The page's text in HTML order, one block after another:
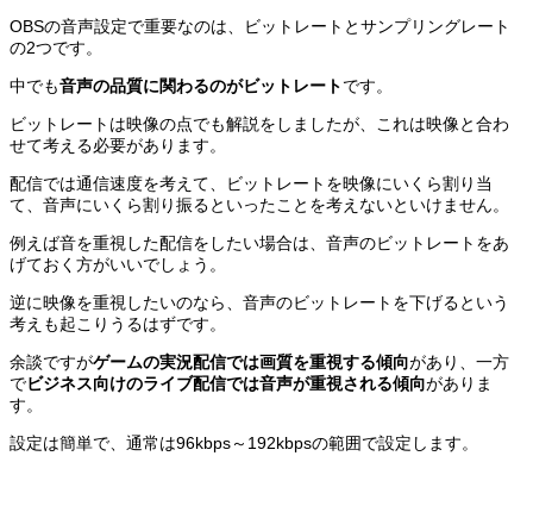
OBSの音声設定で重要なのは、ビットレートとサンプリングレート
の2つです。
中でも音声の品質に関わるのがビットレートです。
ビットレートは映像の点でも解説をしましたが、これは映像と合わ
せて考える必要があります。
配信では通信速度を考えて、ビットレートを映像にいくら割り当
て、音声にいくら割り振るといったことを考えないといけません。
例えば音を重視した配信をしたい場合は、音声のビットレートをあ
げておく方がいいでしょう。
逆に映像を重視したいのなら、音声のビットレートを下げるという
考えも起こりうるはずです。
余談ですがゲームの実況配信では画質を重視する傾向があり、一方
でビジネス向けのライブ配信では音声が重視される傾向がありま
す。
設定は簡単で、通常は96kbps～192kbpsの範囲で設定します。